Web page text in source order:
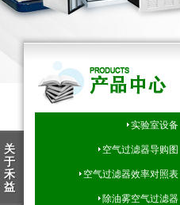
关
于
禾
益
实验室设备
空气过滤器导购图
空气过滤器效率对照表
除油雾空气过滤器